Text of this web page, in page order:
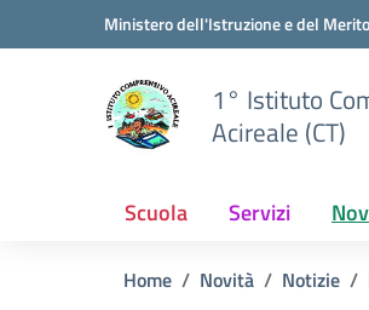
Vai ai contenuti
Vai al menu di navigazioneMinistero dell'Istruzione e del Merito
1° Istituto
Acireale (CT)
Scuola Servizi
Home Novità Notizie